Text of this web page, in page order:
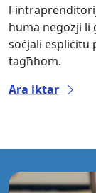
l-
huma negozji
soċjali espliċitu
tagħhom.
Ara iktar